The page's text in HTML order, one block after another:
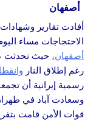
أصفهان
أفادت تقارير
الاحتجاجات مساء
أصفهان، حيث تحدثت
رغم إطلاق النار
رسمية إيرانية أن
وسعادت آباد في
قوات الأمن قامت